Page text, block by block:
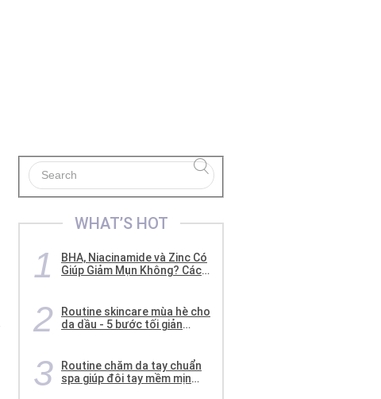
WHAT’S HOT
BHA, Niacinamide và Zinc Có
Giúp Giảm Mụn Không? Cách
Routine skincare mùa hè cho
da dầu - 5 bước tối giản
Routine chăm da tay chuẩn
spa giúp đôi tay mềm mịn